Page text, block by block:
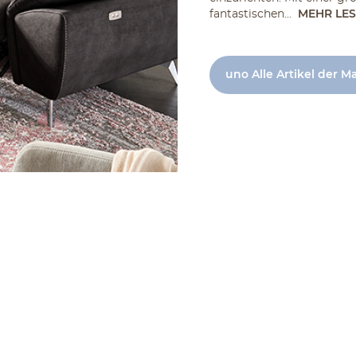
fantastischen...
MEHR
uno Alle Artikel der